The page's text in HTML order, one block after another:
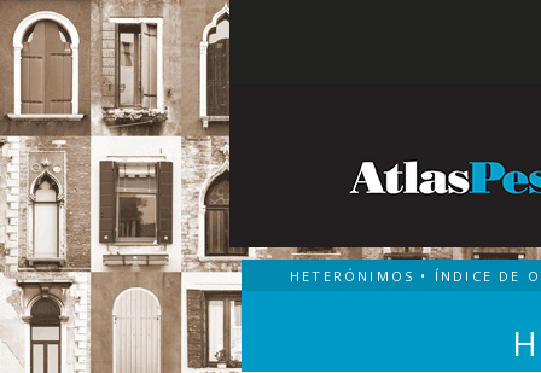
HETERÓNIMOS • ÍNDICE DE